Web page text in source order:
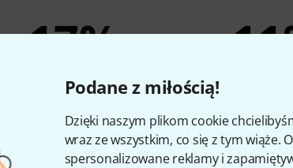
Podane z miłością!
Dzięki naszym plikom cookie
wraz ze wszystkim, co się z tym wiąże.
spersonalizowane reklamy i
17%
KUPIŁO
Sonor BWG
50 zł
LeuWa-Verlag
55